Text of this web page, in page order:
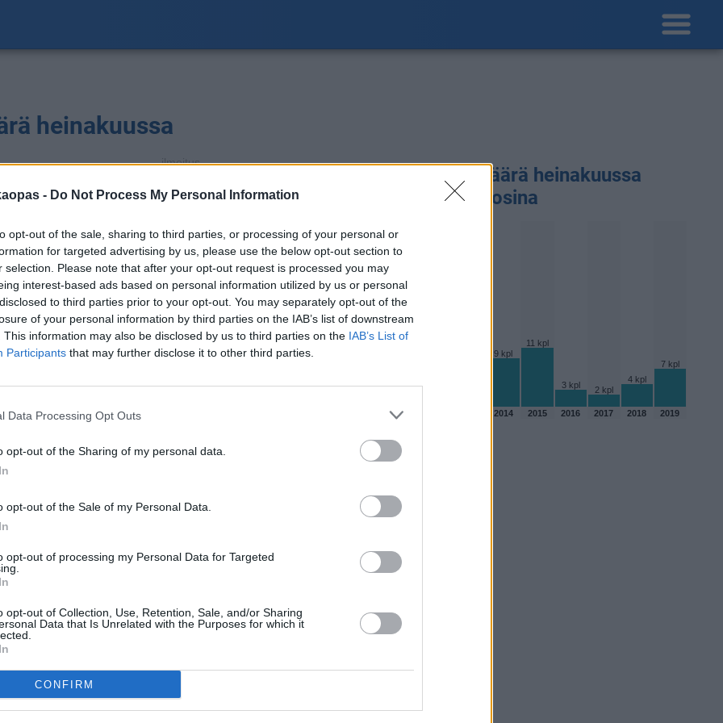
- Do Not Process My Personal Information
opt-out of the sale, sharing to third parties, or processing of your personal or
for targeted advertising by us, please use the below opt-out section to
selection. Please note that after your opt-out request is processed you may
interest-based ads based on personal information utilized by us or personal
to third parties prior to your opt-out. You may separately opt-out of the
of your personal information by third parties on the IAB’s list of downstream
This information may also be disclosed by us to third parties on the IAB’s List of
Participants that may further disclose it to other third parties.
Data Processing Opt Outs
opt-out of the Sharing of my personal data.
opt-out of the Sale of my Personal Data.
opt-out of processing my Personal Data for Targeted
opt-out of Collection, Use, Retention, Sale, and/or Sharing
Data that Is Unrelated with the Purposes for which it
CONFIRM
heinakuussa
ilmoitus
Sadepäivien määärä heinakuussa
aikaisempina vuosina
9 kpl
11 kpl
3 kpl 2 kpl
4 kpl
7 kpl
2011 2014 2015 2016 2017 2018 2019
2011
74 mm
9 kpl
2014
83 mm
9 kpl
2015
2017
1 mm
2 kpl
2018
49 mm
2019
36 mm 7 kpl